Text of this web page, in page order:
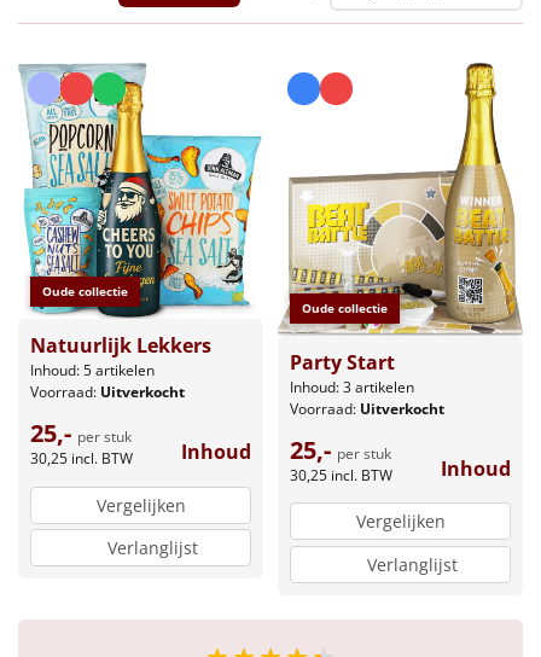
Rituals
Luxe
Mannen
Vrouwen
Duurzaam
Leuke
Goedkope
Uniek
Artikel
Oude collectie
Natuurlijk Lekkers
Inhoud: 5 artikelen
Voorraad: Uitverkocht
25,- per stuk
30,25 incl. BTW Inhoud
Vergelijken
Verlanglijst
Oude collectie
Party Start
Inhoud: 3 artikelen
Voorraad: Uitverkocht
25,- per stuk
30,25 incl. BTW Inhoud
Vergelijken
Verlanglijst